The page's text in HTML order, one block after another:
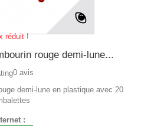
réduit !
rouge demi-lune...
0 avis
demi-lune en plastique avec 20
: